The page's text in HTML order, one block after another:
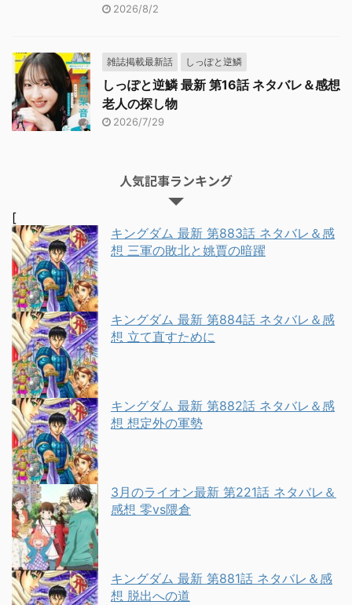
2026/8/2
雑誌掲載最新話 しっぽと逆鱗
しっぽと逆鱗 最新 第16話 ネタバレ＆感想
老人の探し物
2026/7/29
人気記事ランキング
[
キングダム 最新 第883話 ネタバレ＆感
想 三軍の敗北と姚賈の暗躍
キングダム 最新 第884話 ネタバレ＆感
想 立て直すために
キングダム 最新 第882話 ネタバレ＆感
想 想定外の軍勢
3月のライオン最新 第221話 ネタバレ＆
感想 零vs隈倉
キングダム 最新 第881話 ネタバレ＆感
想 脱出への道